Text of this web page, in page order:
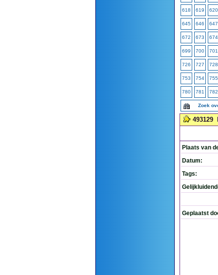
618 619 620
645 646 647
672 673 674
699 700 701
726 727 728
753 754 755
780 781 782
Zoek
493129
Plaats van
Datum:
Tags:
Geplaatst